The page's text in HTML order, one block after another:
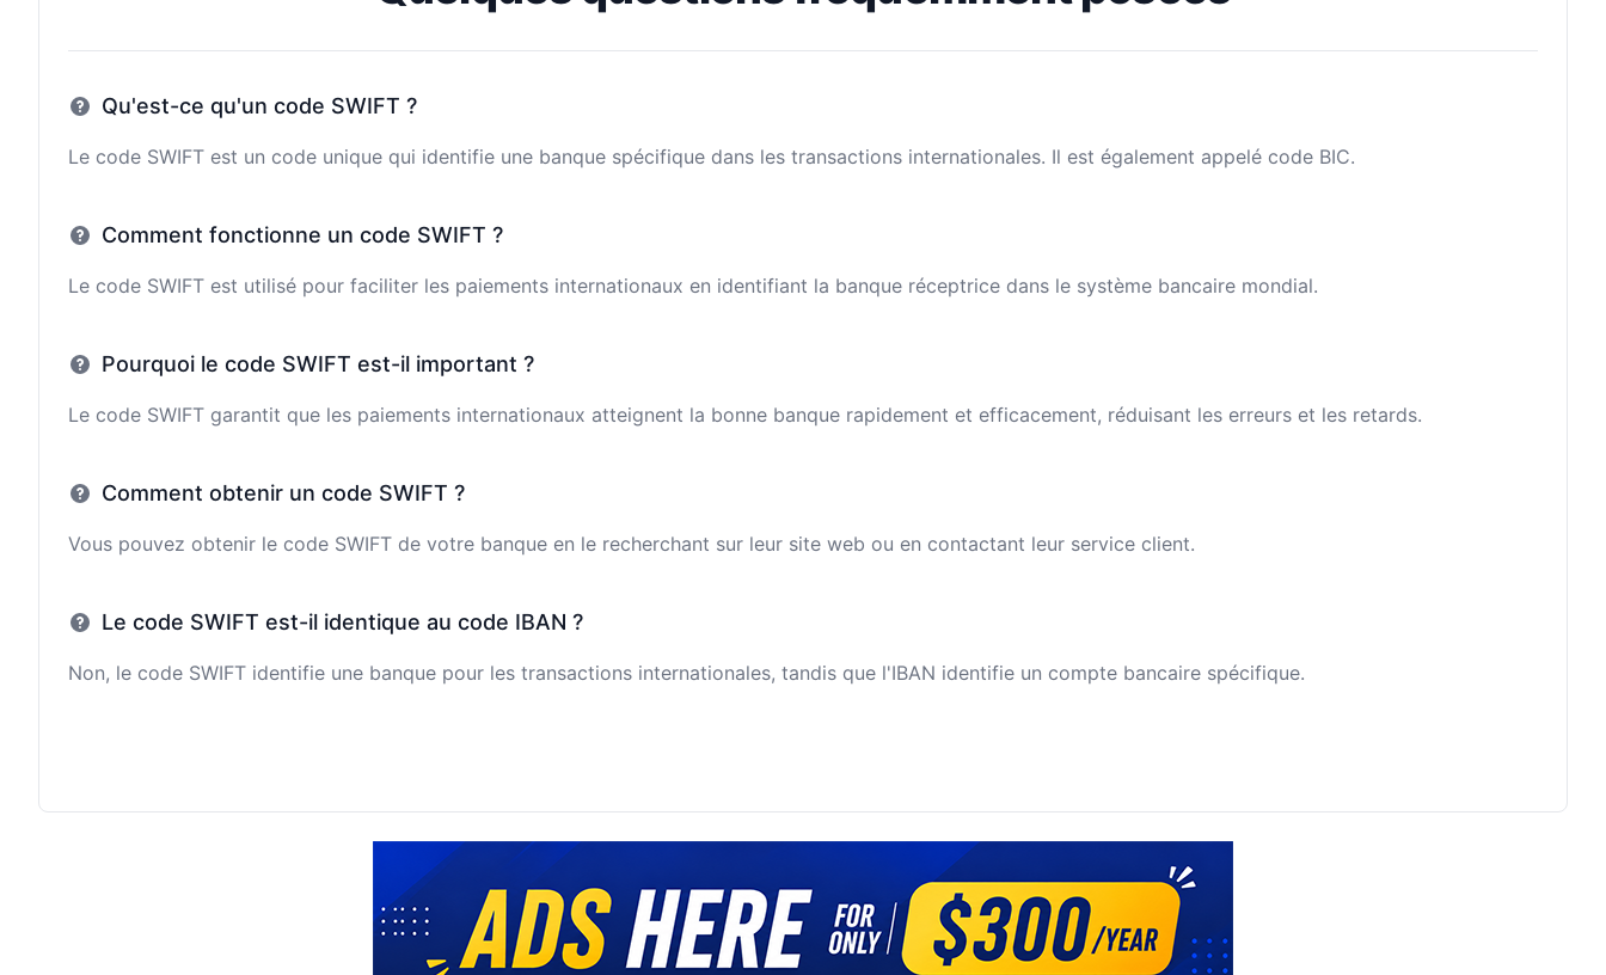
Qu'est-ce qu'un code SWIFT ?
Le code SWIFT est un code unique qui identifie une banque spécifique dans les transactions internationales. Il est également appelé code BIC.
Comment fonctionne un code SWIFT ?
Le code SWIFT est utilisé pour faciliter les paiements internationaux en identifiant la banque réceptrice dans le système bancaire mondial.
Pourquoi le code SWIFT est-il important ?
Le code SWIFT garantit que les paiements internationaux atteignent la bonne banque rapidement et efficacement, réduisant les erreurs et les retards.
Comment obtenir un code SWIFT ?
Vous pouvez obtenir le code SWIFT de votre banque en le recherchant sur leur site web ou en contactant leur service client.
Le code SWIFT est-il identique au code IBAN ?
Non, le code SWIFT identifie une banque pour les transactions internationales, tandis que l'IBAN identifie un compte bancaire spécifique.